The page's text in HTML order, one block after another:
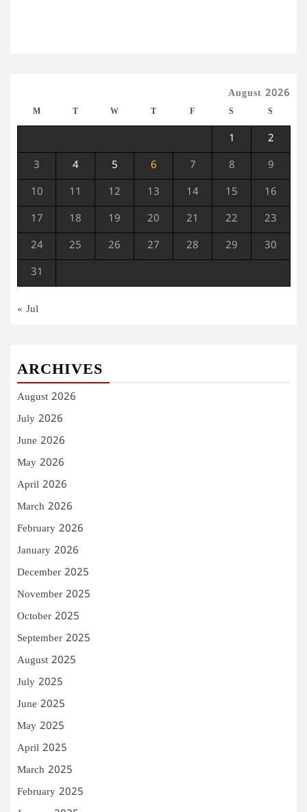
August 2026
M T W T F S S
1 2
3 4 5 6 7 8 9
10 11 12 13 14 15 16
17 18 19 20 21 22 23
24 25 26 27 28 29 30
31
« Jul
ARCHIVES
August 2026
July 2026
June 2026
May 2026
April 2026
March 2026
February 2026
January 2026
December 2025
November 2025
October 2025
September 2025
August 2025
July 2025
June 2025
May 2025
April 2025
March 2025
February 2025